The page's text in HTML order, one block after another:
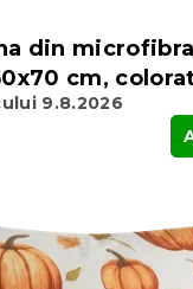
din microfibra
cm,
9.8.2026